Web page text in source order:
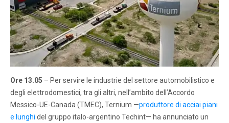
Ore 13.05 – Per servire le industrie del settore automobilistico e
degli elettrodomestici, tra gli altri, nell’ambito dell’Accordo
Messico-UE-Canada (TMEC), Ternium —produttore di acciai piani
e lunghi del gruppo italo-argentino Techint— ha annunciato un